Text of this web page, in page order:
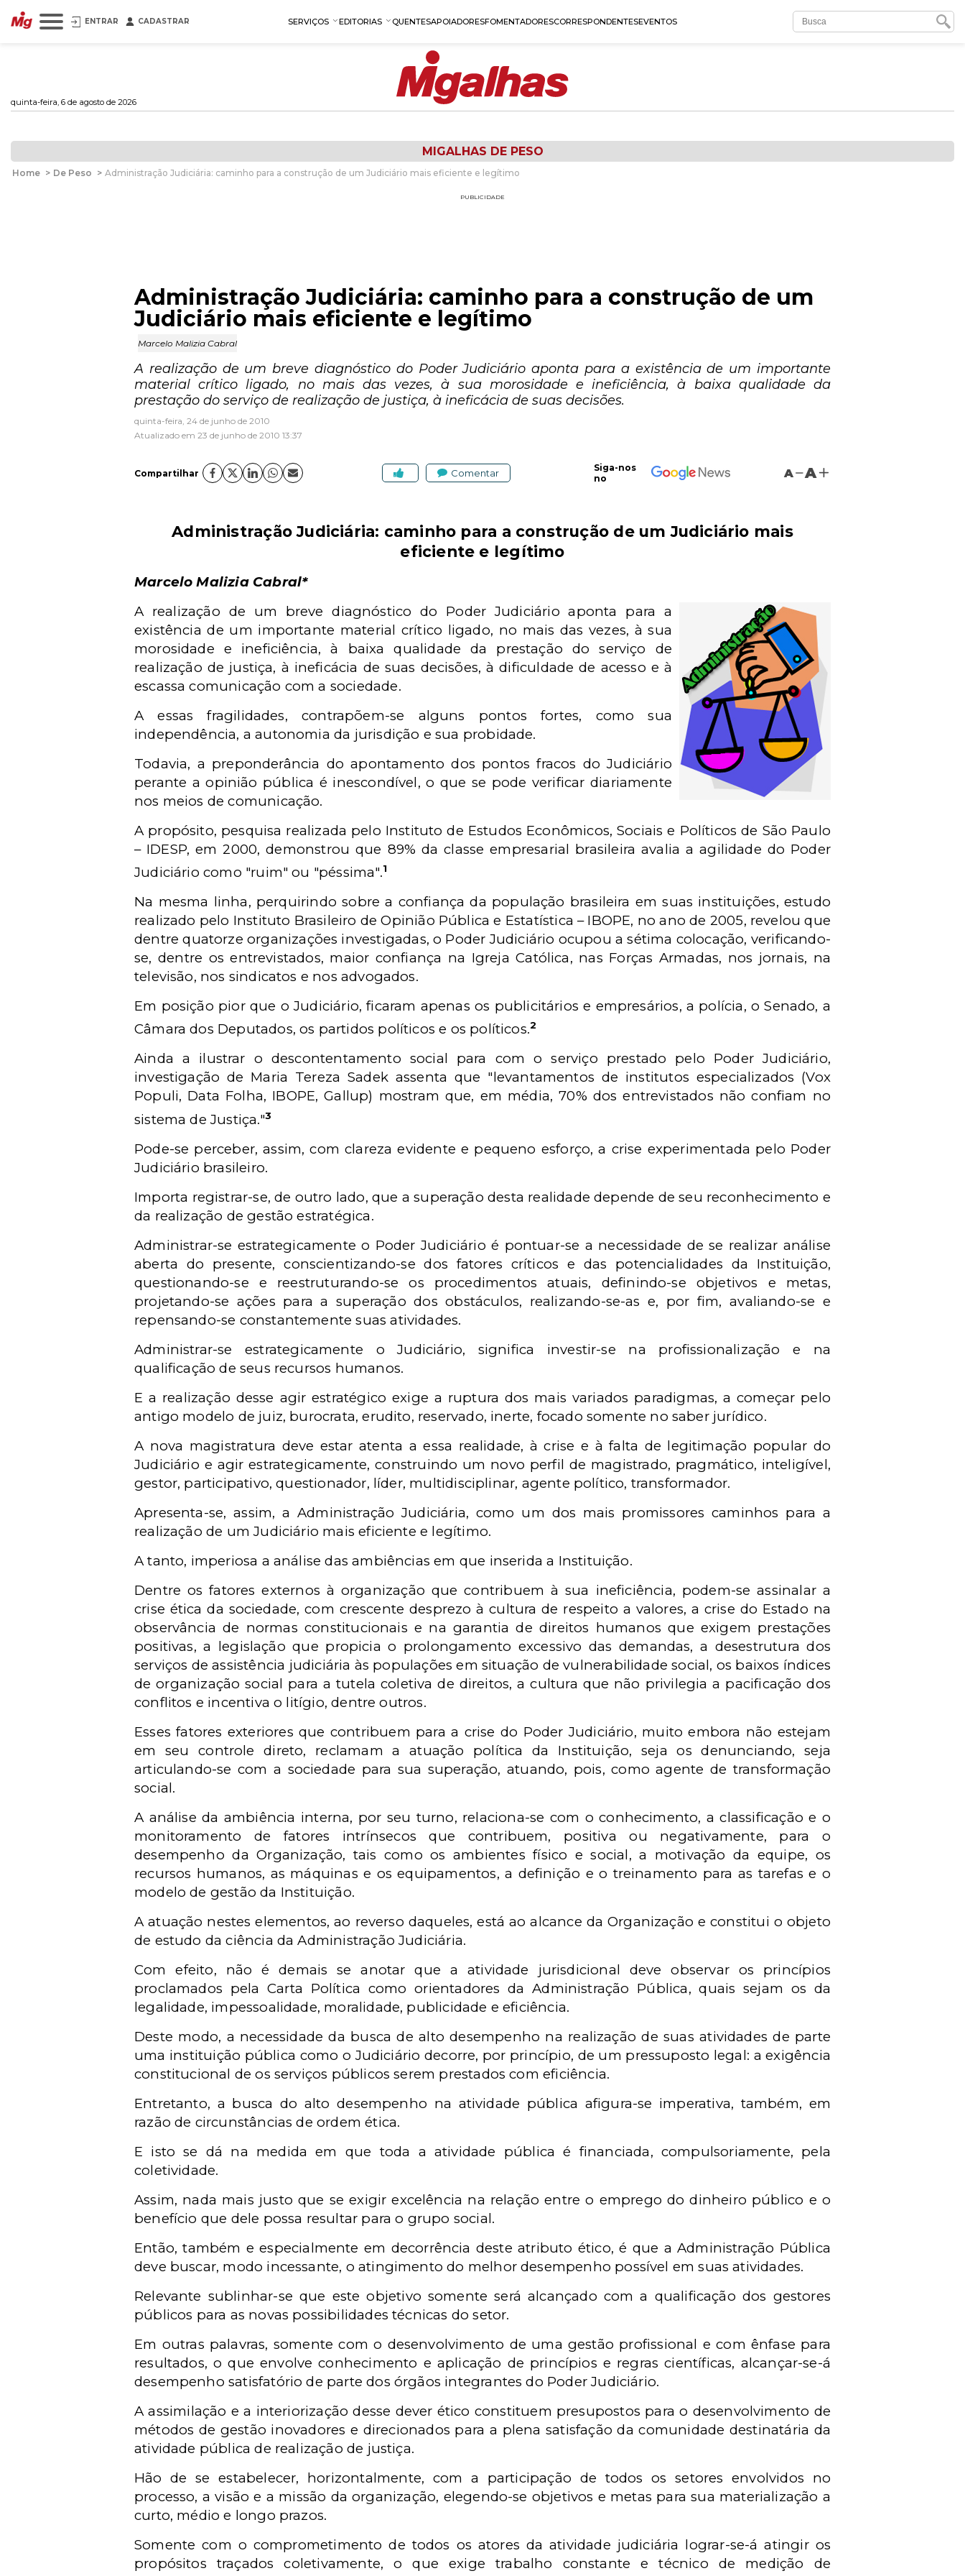
ENTRAR CADASTRAR SERVIÇOS EDITORIAS QUENTESAPOIADORESFOMENTADORESCORRESPONDENTESEVENTOS
quinta-feira, 6 de agosto de 2026
MIGALHAS DE PESO
Home > De Peso > Administração Judiciária: caminho para a construção de um Judiciário mais eficiente e legítimo
PUBLICIDADE
Administração Judiciária: caminho para a construção de um
Judiciário mais eficiente e legítimo
Marcelo Malizia Cabral
A realização de um breve diagnóstico do Poder Judiciário aponta para a existência de um importante
material crítico ligado, no mais das vezes, à sua morosidade e ineficiência, à baixa qualidade da
prestação do serviço de realização de justiça, à ineficácia de suas decisões.
quinta-feira, 24 de junho de 2010
Atualizado em 23 de junho de 2010 13:37
Compartilhar Comentar
Siga-nos
no
A A
Administração Judiciária: caminho para a construção de um Judiciário mais
eficiente e legítimo
Marcelo Malizia Cabral*
A realização de um breve diagnóstico do Poder Judiciário aponta para a
existência de um importante material crítico ligado, no mais das vezes, à sua
morosidade e ineficiência, à baixa qualidade da prestação do serviço de
realização de justiça, à ineficácia de suas decisões, à dificuldade de acesso e à
escassa comunicação com a sociedade.
A essas fragilidades, contrapõem-se alguns pontos fortes, como sua
independência, a autonomia da jurisdição e sua probidade.
Todavia, a preponderância do apontamento dos pontos fracos do Judiciário
perante a opinião pública é inescondível, o que se pode verificar diariamente
nos meios de comunicação.
A propósito, pesquisa realizada pelo Instituto de Estudos Econômicos, Sociais e Políticos de São Paulo
– IDESP, em 2000, demonstrou que 89% da classe empresarial brasileira avalia a agilidade do Poder
Judiciário como "ruim" ou "péssima".1
Na mesma linha, perquirindo sobre a confiança da população brasileira em suas instituições, estudo
realizado pelo Instituto Brasileiro de Opinião Pública e Estatística – IBOPE, no ano de 2005, revelou que
dentre quatorze organizações investigadas, o Poder Judiciário ocupou a sétima colocação, verificando-
se, dentre os entrevistados, maior confiança na Igreja Católica, nas Forças Armadas, nos jornais, na
televisão, nos sindicatos e nos advogados.
Em posição pior que o Judiciário, ficaram apenas os publicitários e empresários, a polícia, o Senado, a
Câmara dos Deputados, os partidos políticos e os políticos.2
Ainda a ilustrar o descontentamento social para com o serviço prestado pelo Poder Judiciário,
investigação de Maria Tereza Sadek assenta que "levantamentos de institutos especializados (Vox
Populi, Data Folha, IBOPE, Gallup) mostram que, em média, 70% dos entrevistados não confiam no
sistema de Justiça."3
Pode-se perceber, assim, com clareza evidente e pequeno esforço, a crise experimentada pelo Poder
Judiciário brasileiro.
Importa registrar-se, de outro lado, que a superação desta realidade depende de seu reconhecimento e
da realização de gestão estratégica.
Administrar-se estrategicamente o Poder Judiciário é pontuar-se a necessidade de se realizar análise
aberta do presente, conscientizando-se dos fatores críticos e das potencialidades da Instituição,
questionando-se e reestruturando-se os procedimentos atuais, definindo-se objetivos e metas,
projetando-se ações para a superação dos obstáculos, realizando-se-as e, por fim, avaliando-se e
repensando-se constantemente suas atividades.
Administrar-se estrategicamente o Judiciário, significa investir-se na profissionalização e na
qualificação de seus recursos humanos.
E a realização desse agir estratégico exige a ruptura dos mais variados paradigmas, a começar pelo
antigo modelo de juiz, burocrata, erudito, reservado, inerte, focado somente no saber jurídico.
A nova magistratura deve estar atenta a essa realidade, à crise e à falta de legitimação popular do
Judiciário e agir estrategicamente, construindo um novo perfil de magistrado, pragmático, inteligível,
gestor, participativo, questionador, líder, multidisciplinar, agente político, transformador.
Apresenta-se, assim, a Administração Judiciária, como um dos mais promissores caminhos para a
realização de um Judiciário mais eficiente e legítimo.
A tanto, imperiosa a análise das ambiências em que inserida a Instituição.
Dentre os fatores externos à organização que contribuem à sua ineficiência, podem-se assinalar a
crise ética da sociedade, com crescente desprezo à cultura de respeito a valores, a crise do Estado na
observância de normas constitucionais e na garantia de direitos humanos que exigem prestações
positivas, a legislação que propicia o prolongamento excessivo das demandas, a desestrutura dos
serviços de assistência judiciária às populações em situação de vulnerabilidade social, os baixos índices
de organização social para a tutela coletiva de direitos, a cultura que não privilegia a pacificação dos
conflitos e incentiva o litígio, dentre outros.
Esses fatores exteriores que contribuem para a crise do Poder Judiciário, muito embora não estejam
em seu controle direto, reclamam a atuação política da Instituição, seja os denunciando, seja
articulando-se com a sociedade para sua superação, atuando, pois, como agente de transformação
social.
A análise da ambiência interna, por seu turno, relaciona-se com o conhecimento, a classificação e o
monitoramento de fatores intrínsecos que contribuem, positiva ou negativamente, para o
desempenho da Organização, tais como os ambientes físico e social, a motivação da equipe, os
recursos humanos, as máquinas e os equipamentos, a definição e o treinamento para as tarefas e o
modelo de gestão da Instituição.
A atuação nestes elementos, ao reverso daqueles, está ao alcance da Organização e constitui o objeto
de estudo da ciência da Administração Judiciária.
Com efeito, não é demais se anotar que a atividade jurisdicional deve observar os princípios
proclamados pela Carta Política como orientadores da Administração Pública, quais sejam os da
legalidade, impessoalidade, moralidade, publicidade e eficiência.
Deste modo, a necessidade da busca de alto desempenho na realização de suas atividades de parte
uma instituição pública como o Judiciário decorre, por princípio, de um pressuposto legal: a exigência
constitucional de os serviços públicos serem prestados com eficiência.
Entretanto, a busca do alto desempenho na atividade pública afigura-se imperativa, também, em
razão de circunstâncias de ordem ética.
E isto se dá na medida em que toda a atividade pública é financiada, compulsoriamente, pela
coletividade.
Assim, nada mais justo que se exigir excelência na relação entre o emprego do dinheiro público e o
benefício que dele possa resultar para o grupo social.
Então, também e especialmente em decorrência deste atributo ético, é que a Administração Pública
deve buscar, modo incessante, o atingimento do melhor desempenho possível em suas atividades.
Relevante sublinhar-se que este objetivo somente será alcançado com a qualificação dos gestores
públicos para as novas possibilidades técnicas do setor.
Em outras palavras, somente com o desenvolvimento de uma gestão profissional e com ênfase para
resultados, o que envolve conhecimento e aplicação de princípios e regras científicas, alcançar-se-á
desempenho satisfatório de parte dos órgãos integrantes do Poder Judiciário.
A assimilação e a interiorização desse dever ético constituem presupostos para o desenvolvimento de
métodos de gestão inovadores e direcionados para a plena satisfação da comunidade destinatária da
atividade pública de realização de justiça.
Hão de se estabelecer, horizontalmente, com a participação de todos os setores envolvidos no
processo, a visão e a missão da organização, elegendo-se objetivos e metas para sua materialização a
curto, médio e longo prazos.
Somente com o comprometimento de todos os atores da atividade judiciária lograr-se-á atingir os
propósitos traçados coletivamente, o que exige trabalho constante e técnico de medição de